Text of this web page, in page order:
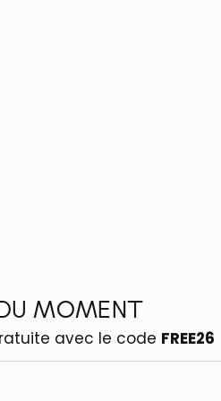
MOMENT
avec le code FREE26